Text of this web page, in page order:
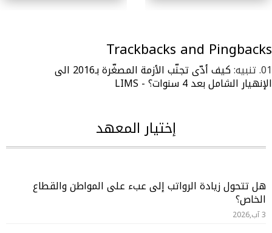
Trackbacks and Pingbacks
تنبيه: كيف أدّى تجنّب الأزمة المصغّرة بـ2016 الى
الإنهيار الشامل بعد 4 سنوات؟ - LIMS
إختيار المعهد
هل تتحول زيادة الرواتب إلى عبء على المواطن والقطاع
الخاص؟
3 آب,2026